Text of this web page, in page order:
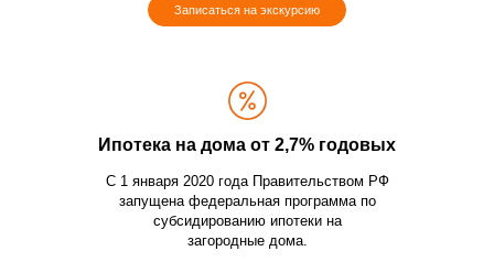
Ипотека на дома от 2,7% годовых
С 1 января 2020 года Правительством РФ
запущена федеральная программа по
субсидированию ипотеки на
загородные дома.
Записаться на экскурсию